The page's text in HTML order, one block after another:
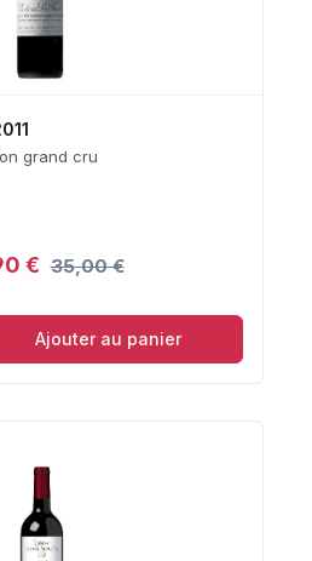
grand cru
€ 35,00 €
Ajouter au panier